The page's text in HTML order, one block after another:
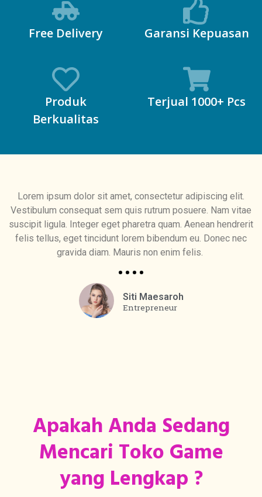
Free Delivery Garansi Kepuasan
Produk
Berkualitas
Terjual 1000+ Pcs
Lorem ipsum dolor sit amet, consectetur adipiscing elit.
Vestibulum consequat sem quis rutrum posuere. Nam vitae
suscipit ligula. Integer eget pharetra quam. Aenean hendrerit
felis tellus, eget tincidunt lorem bibendum eu. Donec nec
gravida diam. Mauris non enim felis.
Siti Maesaroh
Entrepreneur
Apakah Anda Sedang
Mencari Toko Game
yang Lengkap ?